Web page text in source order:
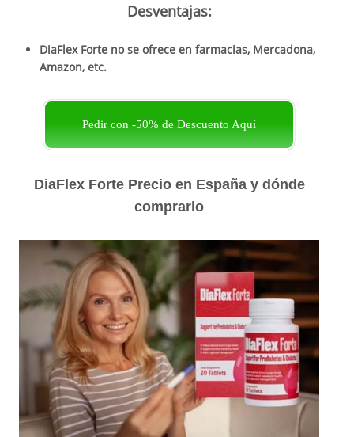
Desventajas:
DiaFlex Forte no se ofrece en farmacias, Mercadona,
Amazon, etc.
Pedir con -50% de Descuento Aquí
DiaFlex Forte Precio en España y dónde
comprarlo